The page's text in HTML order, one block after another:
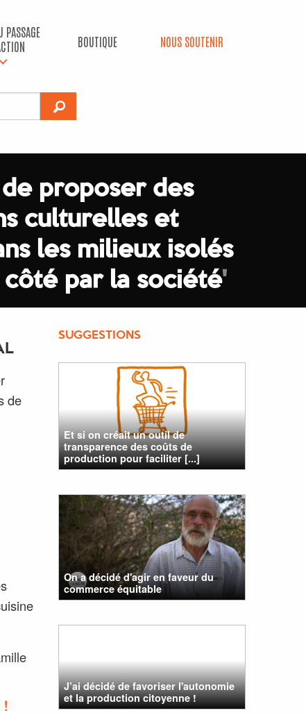
PASSAGE
BOUTIQUE NOUS SOUTENIR
proposer des
culturelles et
les milieux isolés
côté par la société'
de
!
SUGGESTIONS
Et si on créait un outil de
transparence des coûts de
production pour faciliter [...]
On a décidé d'agir en faveur du
commerce équitable
J’ai décidé de favoriser l'autonomie
et la production citoyenne !